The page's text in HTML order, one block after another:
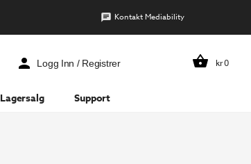
Kontakt Mediability
Logg Inn / Registrer kr0
Lagersalg Support